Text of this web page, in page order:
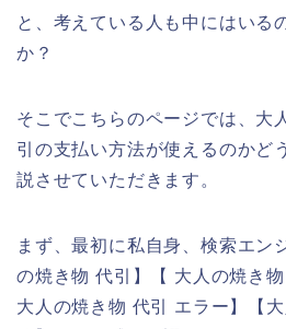
と、考えている人も中にはいる
か？
そこでこちらのページでは、大
引の支払い方法が使えるのかど
説させていただきます。
まず、最初に私自身、検索エン
の焼き物 代引】【 大人の焼き
大人の焼き物 代引 エラー】【